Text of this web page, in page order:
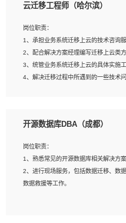
岗位要求：
2、熟悉tensorflow，keras，pytorch等
有效的模型；
3、熟悉掌握至少一种编程语言，如：
4、 熟悉NLP相关算法与实现；
5、至少有一次及以上问答系统的项目
云迁移工程师（哈尔滨）
岗位职责：
1、承担业务系统迁移上云的技术咨询服
2、配合解决方案经理编写迁移上云类方
3、统管业务系统迁移上云的具体实施工
4、解决迁移过程中所遇到的一些技术问
1、专科及以上学历，三年以上工作经
3、熟悉常见操作系统、存储、网络、
4、具有迁移工具实操经验，具备P2V
5、熟练华为、VMware虚拟化、云计
6、熟悉主流数据库、应用服务器、中
开源数据库DBA（成都）
岗位职责：
1、熟悉常见的开源数据库相关解决方案
2、进行现场服务，包括数据迁移、数
数据救援等工作。